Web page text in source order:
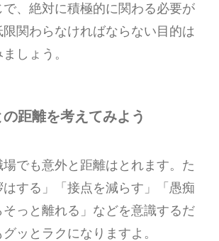
で、絶対に積極的に関わる必要が
関わらなければならない目的は
しょう。
距離を考えてみよう
でも意外と距離はとれます。た
はする」「接点を減らす」「愚痴
そっと離れる」などを意識するだ
ッとラクになりますよ。